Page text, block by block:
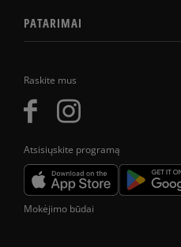
Raskite mus
Atsisiųskite programą
PATARIMAI
Mokėjimo būdai